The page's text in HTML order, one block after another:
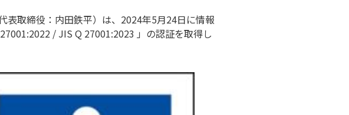
表取締役：内田鉄平）は、2024年5月24日に情報
/ JIS Q 27001:2023 」の認証を取得し